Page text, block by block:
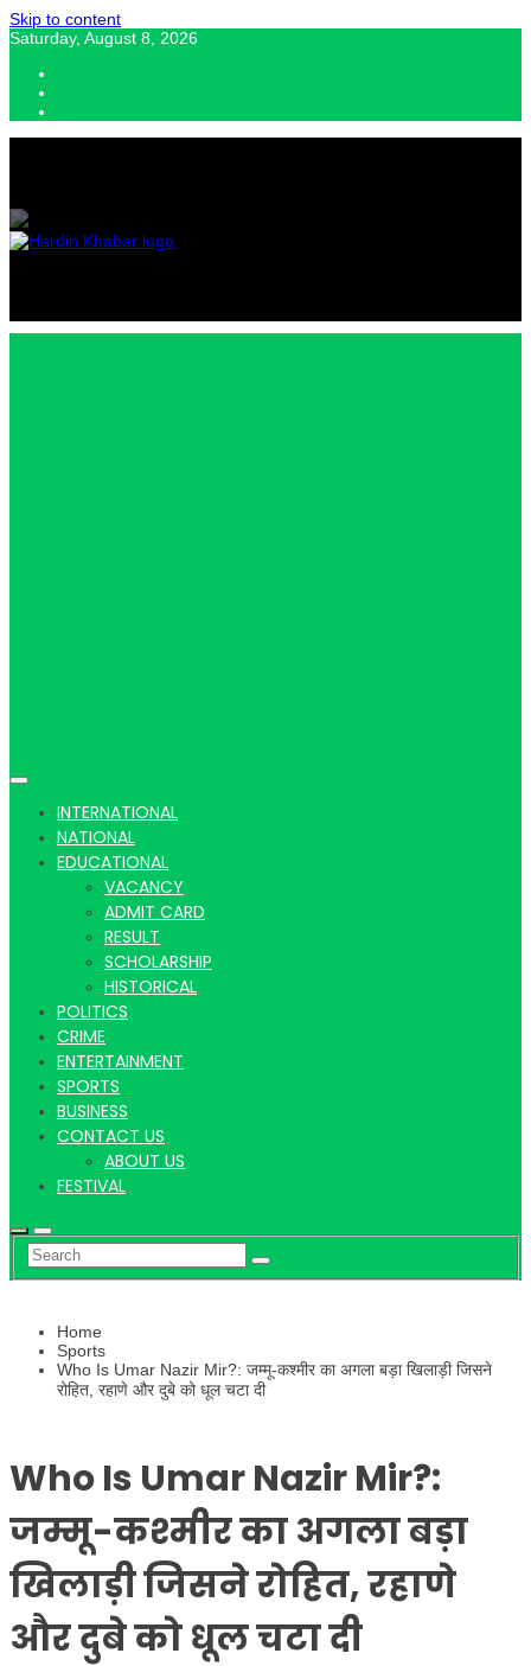
Skip to content
Saturday, August 8, 2026
news |
Latest
Hindi
News
INTERNATIONAL
NATIONAL
EDUCATIONAL
VACANCY
ADMIT CARD
RESULT
SCHOLARSHIP
HISTORICAL
POLITICS
CRIME
ENTERTAINMENT
SPORTS
BUSINESS
CONTACT US
ABOUT US
FESTIVAL
Home
Sports
Who Is Umar Nazir Mir?: जम्मू-कश्मीर का अगला बड़ा खिलाड़ी जिसने
रोहित, रहाणे और दुबे को धूल चटा दी
Who Is Umar Nazir Mir?:
जम्मू-कश्मीर का अगला बड़ा
खिलाड़ी जिसने रोहित, रहाणे
और दुबे को धूल चटा दी